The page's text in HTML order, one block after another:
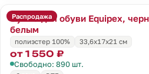
Распродажа
Сумка для обуви Equipex,
белым
полиэстер 100% 33,6x17x21 см
от 1 550 ₽
Свободно: 890 шт.